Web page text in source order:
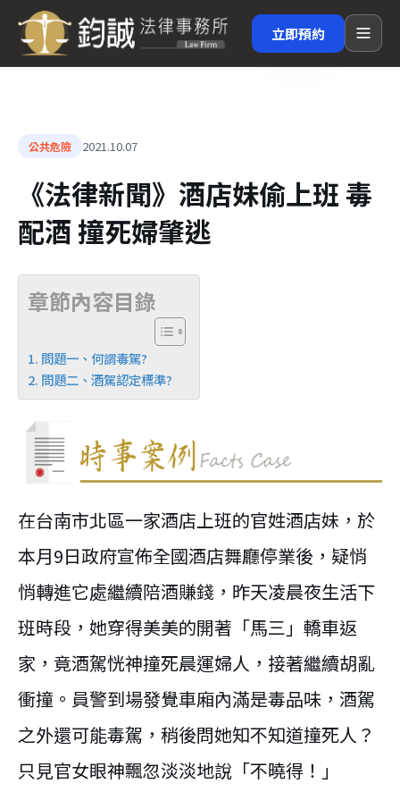
立即預約
公共危險 2021.10.07
《法律新聞》酒店妹偷上班 毒
配酒 撞死婦肇逃
章節內容目錄
問題一、何謂毒駕?
問題二、酒駕認定標準?
在台南市北區一家酒店上班的官姓酒店妹，於
本月9日政府宣佈全國酒店舞廳停業後，疑悄
悄轉進它處繼續陪酒賺錢，昨天凌晨夜生活下
班時段，她穿得美美的開著「馬三」轎車返
家，竟酒駕恍神撞死晨運婦人，接著繼續胡亂
衝撞。員警到場發覺車廂內滿是毒品味，酒駕
之外還可能毒駕，稍後問她知不知道撞死人？
只見官女眼神飄忽淡淡地說「不曉得！」